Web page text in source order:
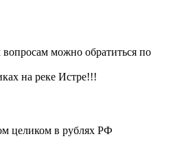
можно обратиться по
на реке Истре!!!
целиком в рублях РФ